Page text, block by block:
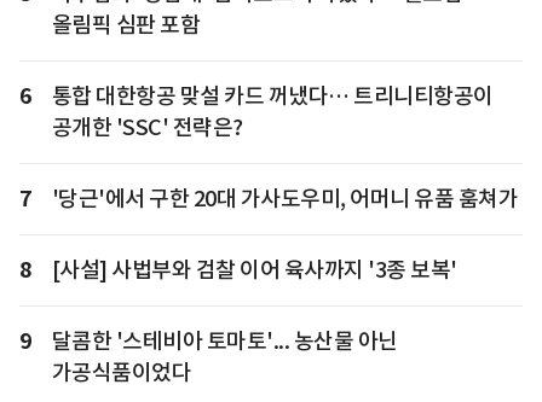
올림픽 심판 포함
6
통합 대한항공 맞설 카드 꺼냈다… 트리니티항공이
공개한 'SSC' 전략은?
7 '당근'에서 구한 20대 가사도우미, 어머니 유품 훔쳐가
8 [사설] 사법부와 검찰 이어 육사까지 '3종 보복'
9
달콤한 '스테비아 토마토'... 농산물 아닌
가공식품이었다